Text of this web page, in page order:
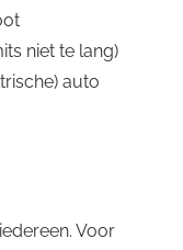
niet te lang)
auto
Voor